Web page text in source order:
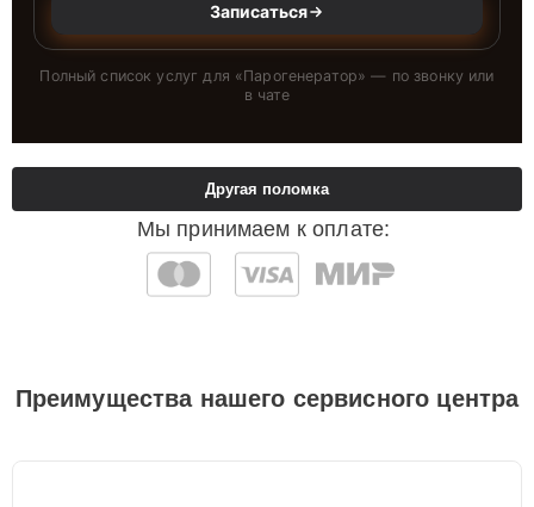
Записаться
Полный список услуг для «Парогенератор» — по звонку или
в чате
Мы принимаем к оплате:
Другая поломка
Преимущества нашего сервисного центра